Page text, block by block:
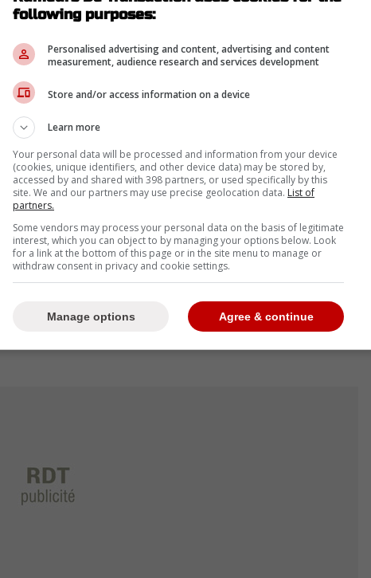
derrière la D forte du Wild. Il a moins de
A signé 3x3,75M$.— Marc-Olivier Beaudoin
Est-ce trop payé?
du clan Montembeault mais être KH,
plus rapidement possible!
annuel avoisinant les 3,000,000$, ça ferait du
https://t.co/qp0m7UxvzZ—
August 17, 2023
following purposes:
Personalised advertising and content, advertising and content
measurement, audience research and services development
Store and/or access information on a device
Learn more
Your personal data will be processed and information from your device
(cookies, unique identifiers, and other device data) may be stored by,
accessed by and shared with 398 partners, or used specifically by this
site. We and our partners may use precise geolocation data. List of
partners.
Some vendors may process your personal data on the basis of legitimate
interest, which you can object to by managing your options below. Look
for a link at the bottom of this page or in the site menu to manage or
withdraw consent in privacy and cookie settings.
Agree & continue
Manage options